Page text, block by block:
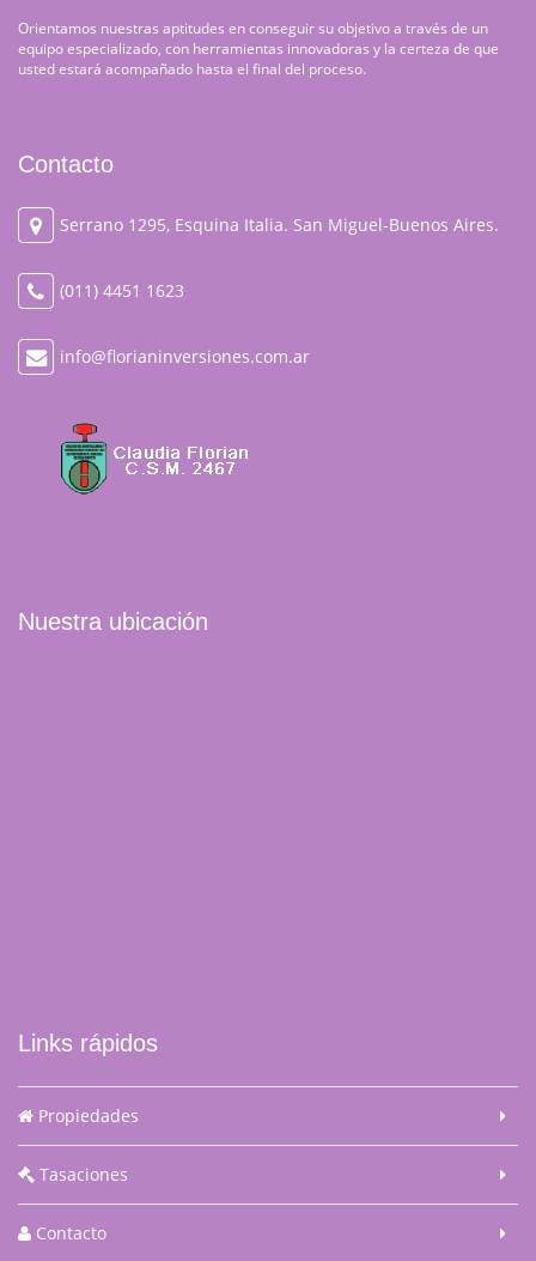
Orientamos nuestras aptitudes en conseguir su objetivo a través de un
equipo especializado, con herramientas innovadoras y la certeza de que
usted estará acompañado hasta el final del proceso.
Contacto
Serrano 1295, Esquina Italia. San Miguel-Buenos Aires.
(011) 4451 1623
info@florianinversiones.com.ar
Nuestra ubicación
Links rápidos
Propiedades
Tasaciones
Contacto